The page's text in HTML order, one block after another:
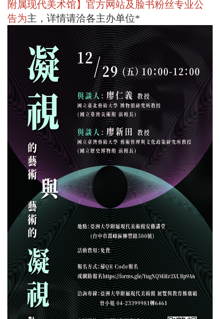
附属现代美术馆】 官方网站及脸书粉丝专业公
告为主 ，详情请洽各主办单位*